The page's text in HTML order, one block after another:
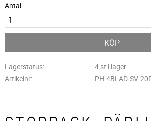
Antal
KÖP
Lagerstatus
4 st i lager
Artikelnr
PH-4BLAD-SV-